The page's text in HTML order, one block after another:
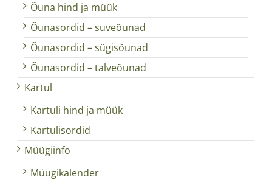
Õuna hind ja müük
Õunasordid – suveõunad
Õunasordid – sügisõunad
Õunasordid – talveõunad
Kartul
Kartuli hind ja müük
Kartulisordid
Müügiinfo
Müügikalender